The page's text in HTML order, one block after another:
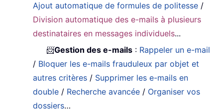
Ajout automatique de formules de politesse /
Division automatique des e-mails à plusieurs
destinataires en messages individuels...
📨Gestion des e-mails : Rappeler un e-mail
/ Bloquer les e-mails frauduleux par objet et
autres critères / Supprimer les e-mails en
double / Recherche avancée / Organiser vos
dossiers…